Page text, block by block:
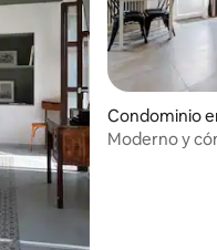
Condominio
Moderno y